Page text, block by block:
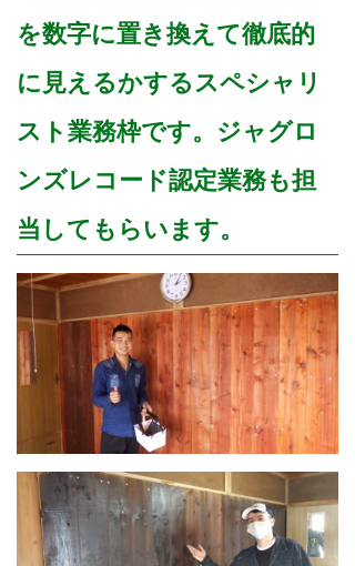
を数字に置き換えて徹底的
に見えるかするスペシャリ
スト業務枠です。ジャグロ
ンズレコード認定業務も担
当してもらいます。